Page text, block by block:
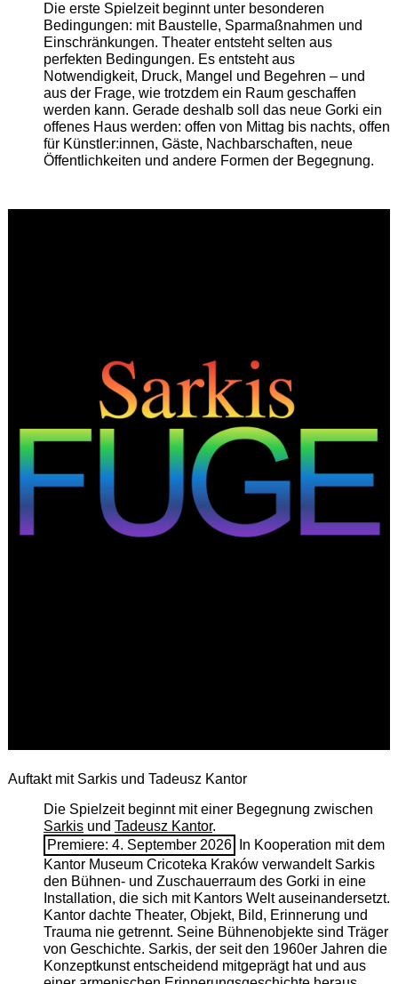
Die erste Spielzeit beginnt unter besonderen
Bedingungen: mit Baustelle, Sparmaßnahmen und
Einschränkungen. Theater entsteht selten aus
perfekten Bedingungen. Es entsteht aus
Notwendigkeit, Druck, Mangel und Begehren – und
aus der Frage, wie trotzdem ein Raum geschaffen
werden kann. Gerade deshalb soll das neue Gorki ein
offenes Haus werden: offen von Mittag bis nachts, offen
für Künstler:innen, Gäste, Nachbarschaften, neue
Öffentlichkeiten und andere Formen der Begegnung.
Auftakt mit Sarkis und Tadeusz Kantor
Die Spielzeit beginnt mit einer Begegnung zwischen
Sarkisund Tadeusz Kantor.
Premiere: 4. September 2026
In Kooperation mit dem
Kantor Museum Cricoteka Kraków verwandelt Sarkis
den Bühnen- und Zuschauerraum des Gorki in eine
Installation, die sich mit Kantors Welt auseinandersetzt.
Kantor dachte Theater, Objekt, Bild, Erinnerung und
Trauma nie getrennt. Seine Bühnenobjekte sind Träger
von Geschichte. Sarkis, der seit den 1960er Jahren die
Konzeptkunst entscheidend mitgeprägt hat und aus